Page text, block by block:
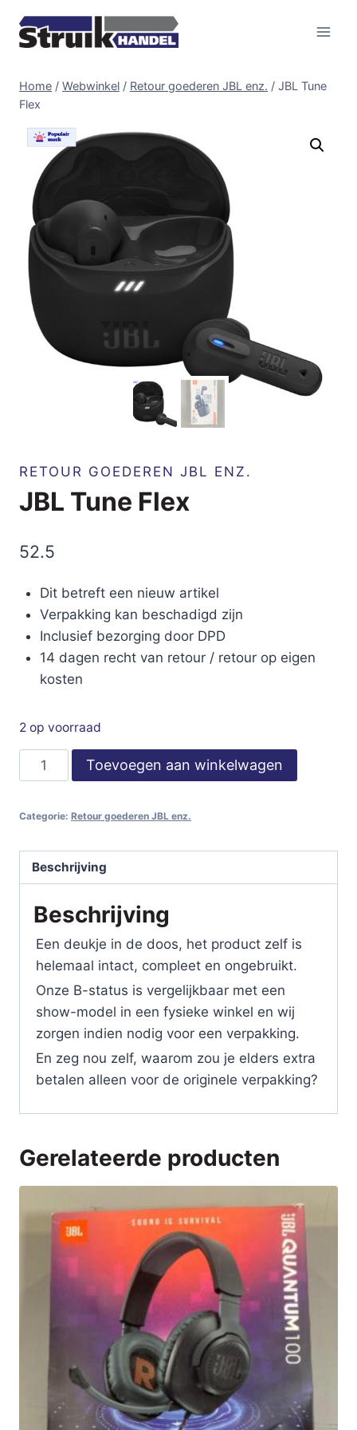
naar
inhoud
Home / Webwinkel / Retour goederen JBL enz. / JBL Tune
Flex
RETOUR GOEDEREN JBL ENZ.
JBL Tune Flex
52.5
Dit betreft een nieuw artikel
Verpakking kan beschadigd zijn
Inclusief bezorging door DPD
14 dagen recht van retour / retour op eigen
kosten
2 op voorraad
JBL
Tune
aantal
Toevoegen aan winkelwagen
Categorie: Retour goederen JBL enz.
Beschrijving
Beschrijving
Een deukje in de doos, het product zelf is
helemaal intact, compleet en ongebruikt.
Onze B-status is vergelijkbaar met een
show-model in een fysieke winkel en wij
zorgen indien nodig voor een verpakking.
En zeg nou zelf, waarom zou je elders extra
betalen alleen voor de originele verpakking?
Gerelateerde producten